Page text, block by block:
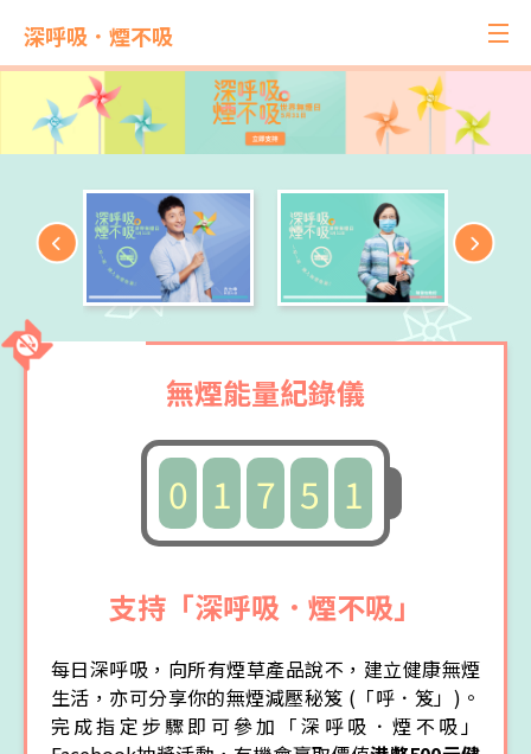
深呼吸．煙不吸
無煙能量紀錄儀
0 1 7 5 1
支持「深呼吸．煙不吸」
每日深呼吸，向所有煙草產品說不，建立健康無煙
生活，亦可分享你的無煙減壓秘笈 (「呼．笈」)。
完成指定步驟即可參加「深呼吸．煙不吸」